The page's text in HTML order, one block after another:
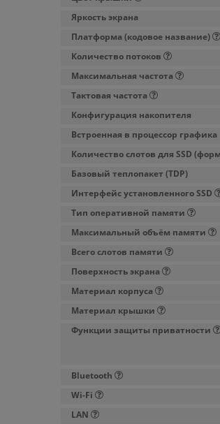
Яркость экрана
Платформа (кодовое название)
Количество потоков
Максимальная частота
Тактовая частота
Конфигурация накопителя
Встроенная в процессор графика
Количество слотов для SSD
Базовый теплопакет (TDP)
Интерфейс установленного SSD
Тип оперативной памяти
Максимальный объём памяти
Всего слотов памяти
Поверхность экрана
Материал корпуса
Материал крышки
Функции защиты приватности
Bluetooth
Wi-Fi
LAN